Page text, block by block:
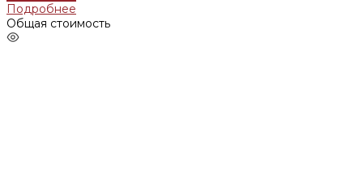
Подробнее
Общая стоимость